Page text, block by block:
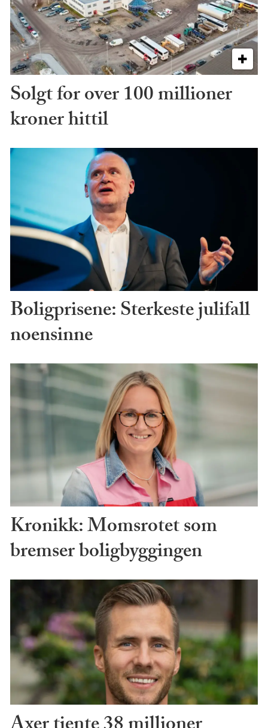
Solgt for over 100 millioner
kroner hittil
Boligprisene: Sterkeste julifall
noensinne
Kronikk: Momsrotet som
bremser boligbyggingen